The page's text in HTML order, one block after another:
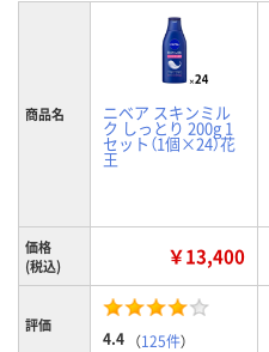
商品名 ニベア スキンミル
ク しっとり 200g 1
セット（1個×24）花
王
価格
(税込)
￥13,400
評価
4.4 （125件）